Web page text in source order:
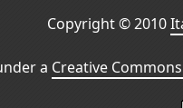
Copyright © 2010
a Creative